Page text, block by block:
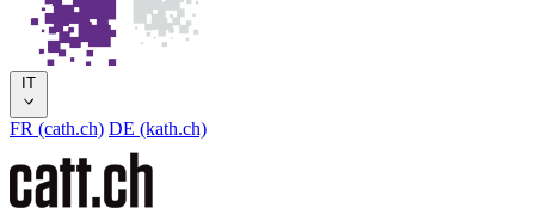
IT
FR (cath.ch) DE (kath.ch)